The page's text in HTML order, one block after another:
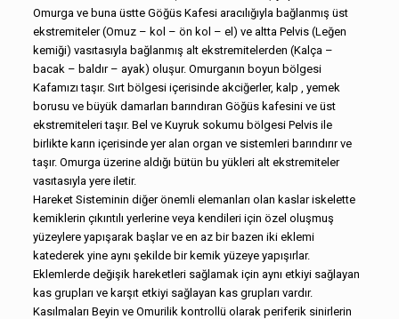
Omurga ve buna üstte Göğüs Kafesi aracılığıyla bağlanmış üst
ekstremiteler (Omuz – kol – ön kol – el) ve altta Pelvis (Leğen
kemiği) vasıtasıyla bağlanmış alt ekstremitelerden (Kalça –
bacak – baldır – ayak) oluşur. Omurganın boyun bölgesi
Kafamızı taşır. Sırt bölgesi içerisinde akciğerler, kalp , yemek
borusu ve büyük damarları barındıran Göğüs kafesini ve üst
ekstremiteleri taşır. Bel ve Kuyruk sokumu bölgesi Pelvis ile
birlikte karın içerisinde yer alan organ ve sistemleri barındırır ve
taşır. Omurga üzerine aldığı bütün bu yükleri alt ekstremiteler
vasıtasıyla yere iletir.
Hareket Sisteminin diğer önemli elemanları olan kaslar iskelette
kemiklerin çıkıntılı yerlerine veya kendileri için özel oluşmuş
yüzeylere yapışarak başlar ve en az bir bazen iki eklemi
katederek yine aynı şekilde bir kemik yüzeye yapışırlar.
Eklemlerde değişik hareketleri sağlamak için aynı etkiyi sağlayan
kas grupları ve karşıt etkiyi sağlayan kas grupları vardır.
Kasılmaları Beyin ve Omurilik kontrollü olarak periferik sinirlerin